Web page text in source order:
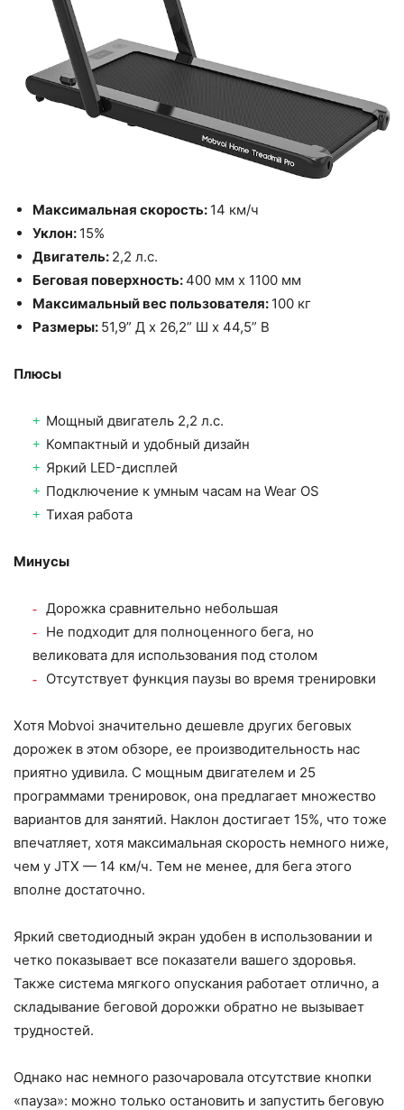
Максимальная скорость: 14 км/ч
Уклон: 15%
Двигатель: 2,2 л.с.
Беговая поверхность:400 мм x 1100 мм
Максимальный вес пользователя: 100 кг
Размеры: 51,9” Д x 26,2” Ш x 44,5” В
Плюсы
Мощный двигатель 2,2 л.с.
Компактный и удобный дизайн
Яркий LED-дисплей
Подключение к умным часам на Wear OS
Тихая работа
Минусы
Дорожка сравнительно небольшая
Не подходит для полноценного бега, но
великовата для использования под столом
Отсутствует функция паузы во время тренировки
Хотя Mobvoi значительно дешевле других беговых
дорожек в этом обзоре, ее производительность нас
приятно удивила. С мощным двигателем и 25
программами тренировок, она предлагает множество
вариантов для занятий. Наклон достигает 15%, что тоже
впечатляет, хотя максимальная скорость немного ниже,
чем у JTX — 14 км/ч. Тем не менее, для бега этого
вполне достаточно.
Яркий светодиодный экран удобен в использовании и
четко показывает все показатели вашего здоровья.
Также система мягкого опускания работает отлично, а
складывание беговой дорожки обратно не вызывает
трудностей.
Однако нас немного разочаровала отсутствие кнопки
«пауза»: можно только остановить и запустить беговую